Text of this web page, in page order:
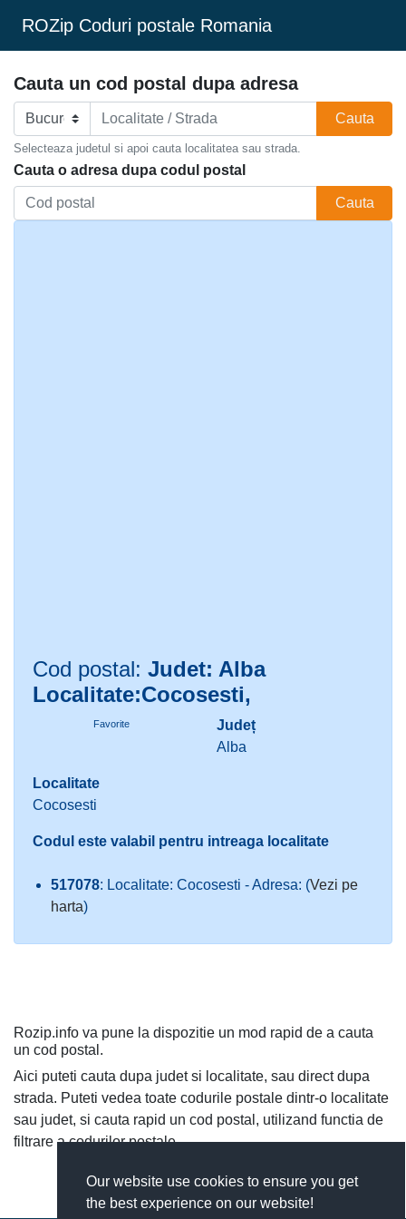
Our website use cookies to ensure you get
the best experience on our website!
ROZip Coduri postale Romania
Cauta un cod postal dupa adresa
Cauta
Selecteaza judetul si apoi cauta localitatea sau strada.
Cauta o adresa dupa codul postal
Cauta
Cod postal: Judet: Alba
Localitate:Cocosesti,
Favorite
Județ
Alba
Localitate
Cocosesti
Codul este valabil pentru intreaga localitate
517078: Localitate: Cocosesti - Adresa: (Vezi pe
harta)
Rozip.info va pune la dispozitie un mod rapid de a cauta
un cod postal.
Aici puteti cauta dupa judet si localitate, sau direct dupa
strada. Puteti vedea toate codurile postale dintr-o localitate
sau judet, si cauta rapid un cod postal, utilizand functia de
filtrare a codurilor postale.